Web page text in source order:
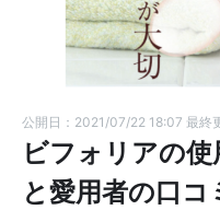
公開日：2021/07/22 18:07 最終
ビフォリアの
と愛用者の口